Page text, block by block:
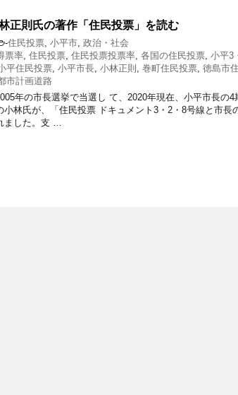
正則氏の著作「住民投票」を読む
-住民投票, 小平市, 政治・社会
票率, 住民投票, 住民投票投票率, 各国の住民投票, 小平3
平住民投票, 小平市長, 小林正則 , 巻町住民投票, 徳島市
市計画道路
年の市⻑選挙で当選し て、2020年現在、⼩平市⻑の4
⼩林⽒が、「住⺠投票 ドキュメント3・2・8号線と市⻑
ました。⽀ …